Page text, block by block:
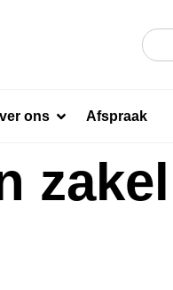
ons Afspraak